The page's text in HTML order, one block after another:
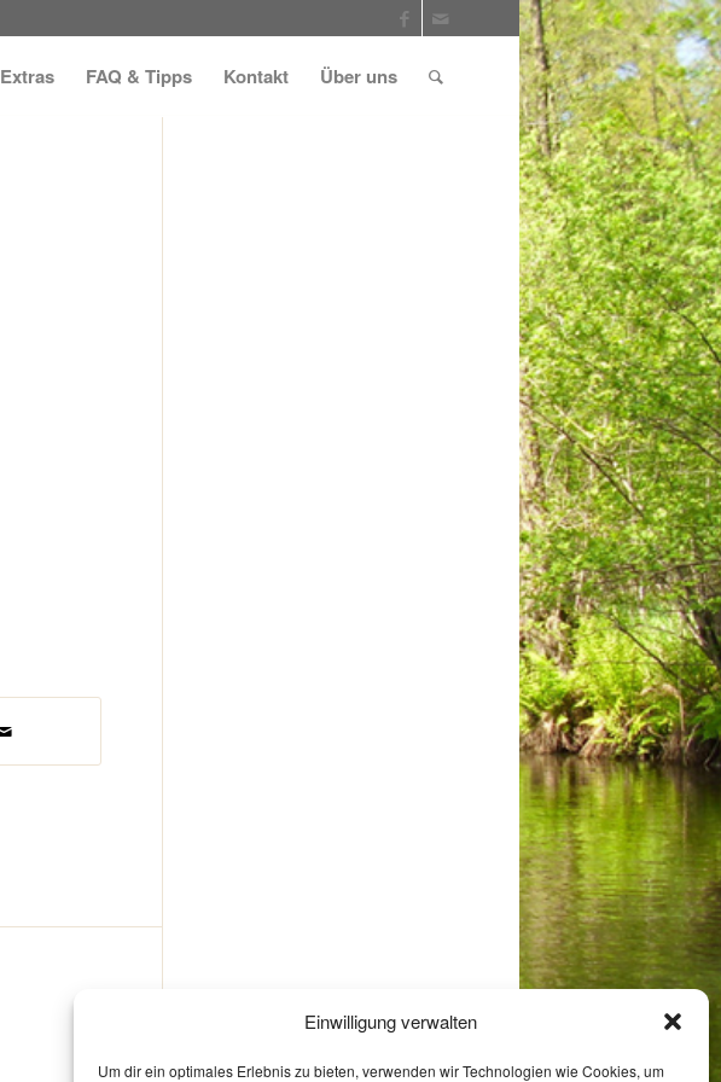
Einwilligung verwalten
Um dir ein optimales Erlebnis zu bieten, verwenden wir Technologien wie Cookies, um
Extras FAQ & Tipps Kontakt Über uns